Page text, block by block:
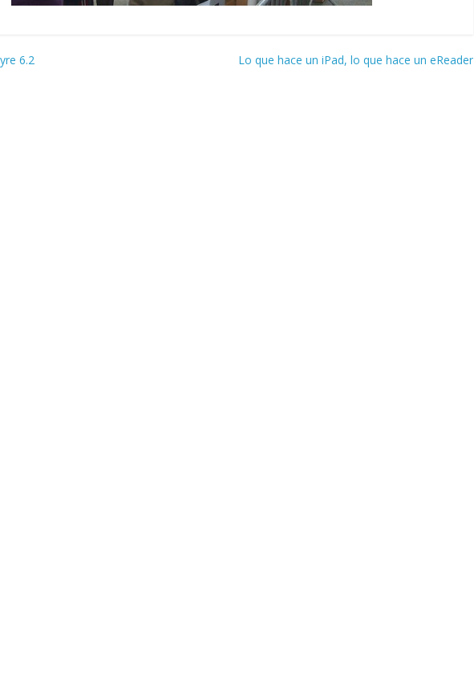
6.2 Lo que hace un iPad, lo que hace un eReader